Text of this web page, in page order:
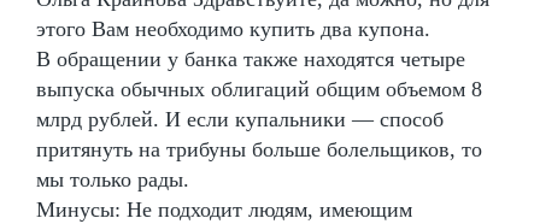
этого Вам необходимо купить два купона.
В обращении у банка также находятся четыре
выпуска обычных облигаций общим объемом 8
млрд рублей. И если купальники — способ
притянуть на трибуны больше болельщиков, то
мы только рады.
Минусы: Не подходит людям, имеющим